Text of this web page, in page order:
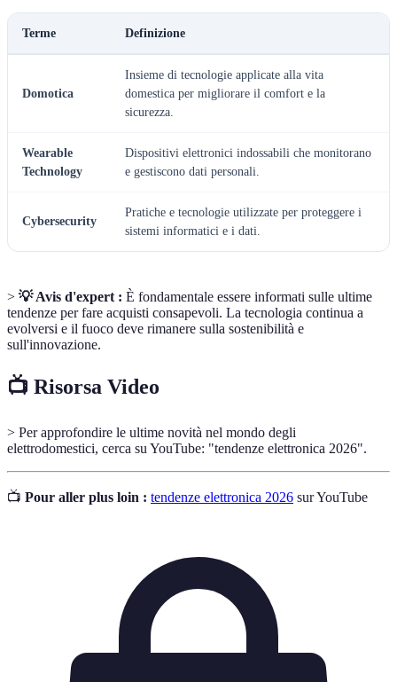
Terme Definizione
Domotica
Insieme di tecnologie applicate alla vita
domestica per migliorare il comfort e la
sicurezza.
Wearable
Technology
Dispositivi elettronici indossabili che monitorano
e gestiscono dati personali.
Cybersecurity
Pratiche e tecnologie utilizzate per proteggere i
sistemi informatici e i dati.
> 💡 Avis d'expert : È fondamentale essere informati sulle ultime
tendenze per fare acquisti consapevoli. La tecnologia continua a
evolversi e il fuoco deve rimanere sulla sostenibilità e
sull'innovazione.
📺 Risorsa Video
> Per approfondire le ultime novità nel mondo degli
elettrodomestici, cerca su YouTube: "tendenze elettronica 2026".
📺 Pour aller plus loin : tendenze elettronica 2026 sur YouTube